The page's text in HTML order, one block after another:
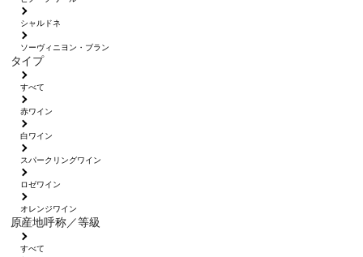
シャルドネ
ソーヴィニヨン・ブラン
タイプ
すべて
赤ワイン
白ワイン
スパークリングワイン
ロゼワイン
オレンジワイン
原産地呼称／等級
すべて